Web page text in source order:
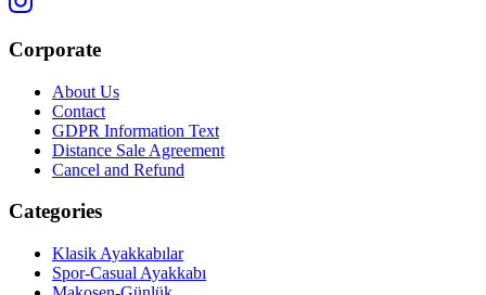
Corporate
About Us
Contact
GDPR Information Text
Distance Sale Agreement
Cancel and Refund
Categories
Klasik Ayakkabılar
Spor-Casual Ayakkabı